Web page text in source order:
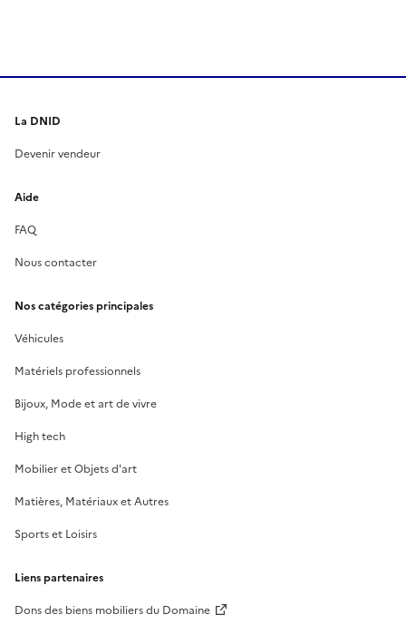
La DNID
Devenir vendeur
Aide
FAQ
Nous contacter
Nos catégories principales
Véhicules
Matériels professionnels
Bijoux, Mode et art de vivre
High tech
Mobilier et Objets d'art
Matières, Matériaux et Autres
Sports et Loisirs
Liens partenaires
Dons des biens mobiliers du Domaine